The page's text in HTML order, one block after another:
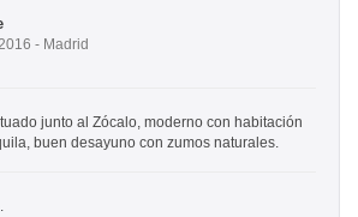
- Madrid
junto al Zócalo, moderno con habitación
buen desayuno con zumos naturales.